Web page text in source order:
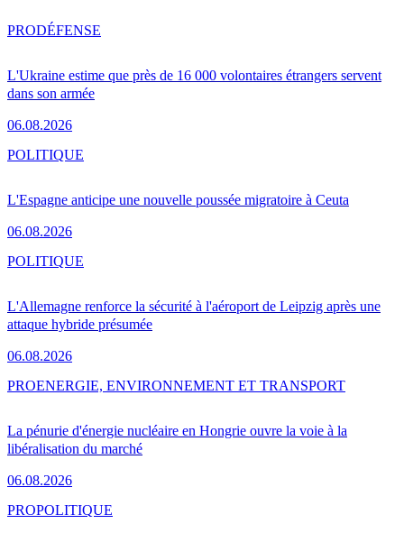
L'Ukraine estime que près de 16 000 volontaires étrangers servent
dans son armée
06.08.2026
PRODÉFENSE
L'Espagne anticipe une nouvelle poussée migratoire à Ceuta
06.08.2026
POLITIQUE
L'Allemagne renforce la sécurité à l'aéroport de Leipzig après une
attaque hybride présumée
06.08.2026
POLITIQUE
La pénurie d'énergie nucléaire en Hongrie ouvre la voie à la
libéralisation du marché
06.08.2026
PROENERGIE, ENVIRONNEMENT ET TRANSPORT
PROPOLITIQUE